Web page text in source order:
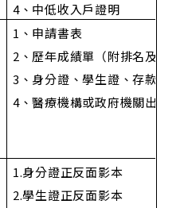
4、中低收入戶證明
1 、申請書表
2、歷年成績單（附排名及勞
3、身分證、學生證、存款封
4、醫療機構或政府機關出具
1.身分證正反面影本
2.學生證正反面影本